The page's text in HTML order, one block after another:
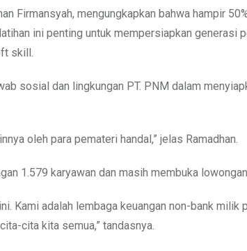
Firmansyah, mengungkapkan bahwa hampir
ini penting untuk mempersiapkan generasi
skill.
sosial dan lingkungan PT. PNM dalam
oleh para pemateri handal,” jelas Ramadhan.
1.579 karyawan dan masih membuka
Kami adalah lembaga keuangan non-bank milik
cita kita semua,” tandasnya.